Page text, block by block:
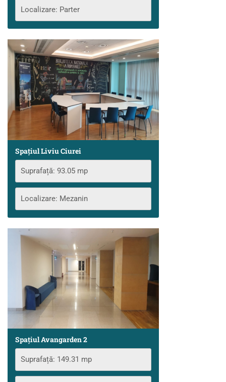
Localizare: Parter
Spațiul Liviu Ciurei
Suprafață: 93.05 mp
Localizare: Mezanin
Spațiul Avangarden 2
Suprafață: 149.31 mp